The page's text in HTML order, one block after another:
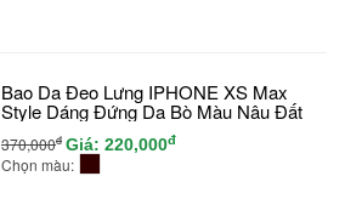
Bao Da Đeo Lưng IPHONE XS Max
Style Dáng Đứng Da Bò Màu Nâu Đất
370,000đ Giá: 220,000đ
Chọn màu: